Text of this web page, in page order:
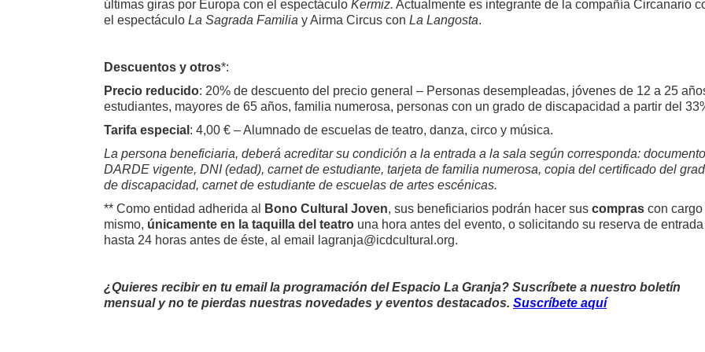
últimas giras por Europa con el espectáculo Kermiz. Actualmente es integrante de la compañía Circanario
el espectáculo La Sagrada Familia y Airma Circus con La Langosta.
Descuentos y otros*:
Precio reducido: 20% de descuento del precio general – Personas desempleadas, jóvenes de 12 a 25
estudiantes, mayores de 65 años, familia numerosa, personas con un grado de discapacidad a partir del
Tarifa especial : 4,00 € – Alumnado de escuelas de teatro, danza, circo y música.
La persona beneficiaria, deberá acreditar su condición a la entrada a la sala según corresponda: documento
DARDE vigente, DNI (edad), carnet de estudiante, tarjeta de familia numerosa, copia del certificado del
de discapacidad, carnet de estudiante de escuelas de artes escénicas.
** Como entidad adherida al
Bono Cultural Joven, sus beneficiarios podrán hacer sus compras con cargo
mismo, únicamente en la taquilla del teatro una hora antes del evento, o solicitando su reserva de entrada
hasta 24 horas antes de éste, al email lagranja@icdcultural.org.
¿Quieres recibir en tu email la programación del Espacio La Granja? Suscríbete a nuestro boletín
mensual y no te pierdas nuestras novedades y eventos destacados. Suscríbete aquí